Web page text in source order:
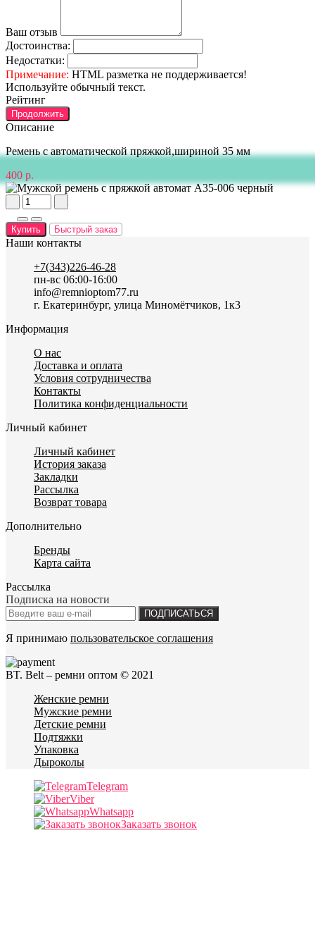
Ваш отзыв
Достоинства:
Недостатки:
Примечание: HTML разметка не поддерживается!
Используйте обычный текст.
Рейтинг
Продолжить
Описание
Ремень с автоматической пряжкой,шириной 35 мм
400 р.
Купить Быстрый заказ
Наши контакты
+7(343)226-46-28
пн-вс 06:00-16:00
info@remnioptom77.ru
г. Екатеринбург, улица Миномётчиков, 1к3
Информация
О нас
Доставка и оплата
Условия сотрудничества
Контакты
Политика конфиденциальности
Личный кабинет
Личный кабинет
История заказа
Закладки
Рассылка
Возврат товара
Дополнительно
Бренды
Карта сайта
Рассылка
Подписка на новости
ПОДПИСАТЬСЯ
Я принимаю пользовательское соглашения
BT. Belt – ремни оптом © 2021
Женские ремни
Мужские ремни
Детские ремни
Подтяжки
Упаковка
Дыроколы
Telegram
Viber
Whatsapp
Заказать звонок